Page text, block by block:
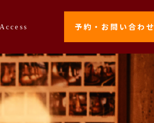
Access 予約・お問い合わせ